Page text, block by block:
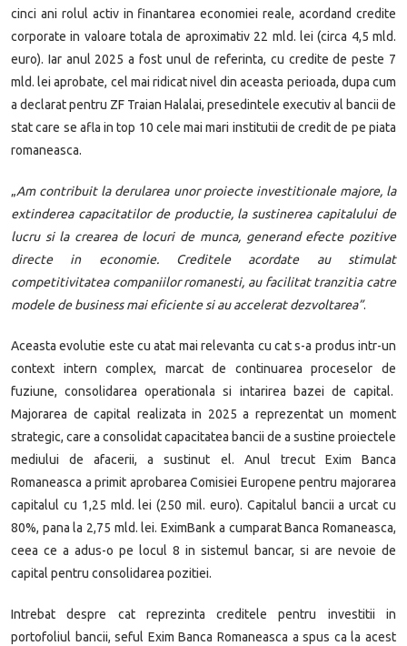
cinci ani rolul activ in finantarea economiei reale, acordand credite
corporate in valoare totala de aproximativ 22 mld. lei (circa 4,5 mld.
euro). Iar anul 2025 a fost unul de referinta, cu credite de peste 7
mld. lei aprobate, cel mai ridicat nivel din aceasta perioada, dupa cum
a declarat pentru ZF Traian Halalai, presedintele executiv al bancii de
stat care se afla in top 10 cele mai mari institutii de credit de pe piata
romaneasca.
„Am contribuit la derularea unor proiecte investitionale majore, la
extinderea capacitatilor de productie, la sustinerea capitalului de
lucru si la crearea de locuri de munca, generand efecte pozitive
directe in economie. Creditele acordate au stimulat
competitivitatea companiilor romanesti, au facilitat tranzitia catre
modele de business mai eficiente si au accelerat dezvoltarea”.
Aceasta evolutie este cu atat mai relevanta cu cat s-a produs intr-un
context intern complex, marcat de continuarea proceselor de
fuziune, consolidarea operationala si intarirea bazei de capital.
Majorarea de capital realizata in 2025 a reprezentat un moment
strategic, care a consolidat capacitatea bancii de a sustine proiectele
mediului de afacerii, a sustinut el. Anul trecut Exim Banca
Romaneasca a primit aprobarea Comisiei Europene pentru majorarea
capitalul cu 1,25 mld. lei (250 mil. euro). Capitalul bancii a urcat cu
80%, pana la 2,75 mld. lei. EximBank a cumparat Banca Romaneasca,
ceea ce a adus-o pe locul 8 in sistemul bancar, si are nevoie de
capital pentru consolidarea pozitiei.
Intrebat despre cat reprezinta creditele pentru investitii in
portofoliul bancii, seful Exim Banca Romaneasca a spus ca la acest